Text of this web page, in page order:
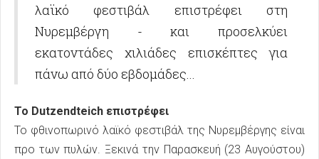
λαϊκό φεστιβάλ επιστρέφει στη
Νυρεμβέργη - και προσελκύει
εκατοντάδες χιλιάδες επισκέπτες για
πάνω από δύο εβδομάδες...
Το Dutzendteich επιστρέφει
Το φθινοπωρινό λαϊκό φεστιβάλ της Νυρεμβέργης είναι
προ των πυλών. Ξεκινά την Παρασκευή (23 Αυγούστου)